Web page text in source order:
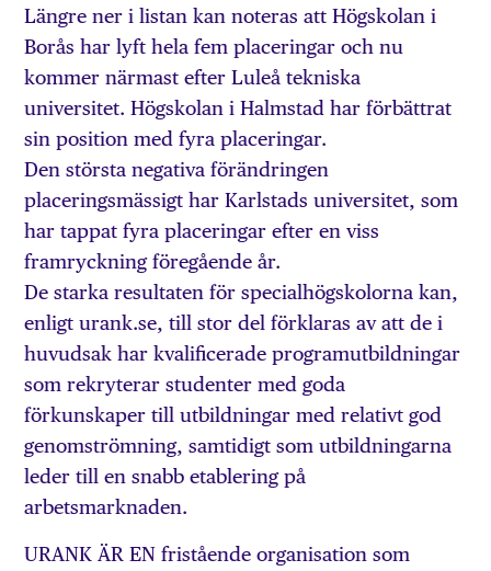
Längre ner i listan kan noteras att Högskolan i
Borås har lyft hela fem placeringar och nu
kommer närmast efter Luleå tekniska
universitet. Högskolan i Halmstad har förbättrat
sin position med fyra placeringar.
Den största negativa förändringen
placeringsmässigt har Karlstads universitet, som
har tappat fyra placeringar efter en viss
framryckning föregående år.
De starka resultaten för specialhögskolorna kan,
enligt urank.se, till stor del förklaras av att de i
huvudsak har kvalificerade programutbildningar
som rekryterar studenter med goda
förkunskaper till utbildningar med relativt god
genomströmning, samtidigt som utbildningarna
leder till en snabb etablering på
arbetsmarknaden.
URANK ÄR EN fristående organisation som